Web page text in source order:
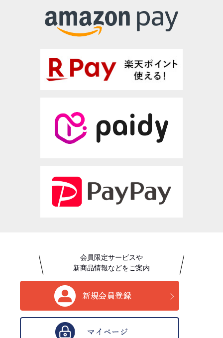
会員限定サービスや
新商品情報などをご案内